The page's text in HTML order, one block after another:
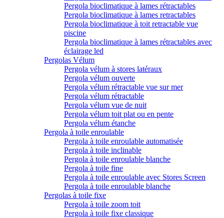
Pergola bioclimatique à lames rétractables
Pergola bioclimatique à lames retractables
Pergola bioclimatique à toit retractable vue
piscine
Pergola bioclimatique à lames rétractables avec
éclairage led
Pergolas Vélum
Pergola vélum à stores latéraux
Pergola vélum ouverte
Pergola vélum rétractable vue sur mer
Pergola vélum rétractable
Pergola vélum vue de nuit
Pergola vélum toit plat ou en pente
Pergola vélum étanche
Pergola à toile enroulable
Pergola à toile enroulable automatisée
Pergola à toile inclinable
Pergola à toile enroulable blanche
Pergola à toile fine
Pergola à toile enroulable avec Stores Screen
Pergola à toile enroulable blanche
Pergolas à toile fixe
Pergola à toile zoom toit
Pergola à toile fixe classique